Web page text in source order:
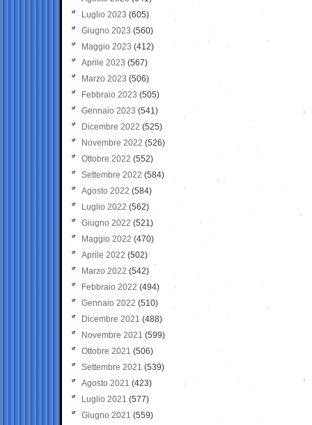
Luglio 2023 (605)
Giugno 2023 (560)
Maggio 2023 (412)
Aprile 2023 (567)
Marzo 2023 (506)
Febbraio 2023 (505)
Gennaio 2023 (541)
Dicembre 2022 (525)
Novembre 2022 (526)
Ottobre 2022 (552)
Settembre 2022 (584)
Agosto 2022 (584)
Luglio 2022 (562)
Giugno 2022 (521)
Maggio 2022 (470)
Aprile 2022 (502)
Marzo 2022 (542)
Febbraio 2022 (494)
Gennaio 2022 (510)
Dicembre 2021 (488)
Novembre 2021 (599)
Ottobre 2021 (506)
Settembre 2021 (539)
Agosto 2021 (423)
Luglio 2021 (577)
Giugno 2021(559)